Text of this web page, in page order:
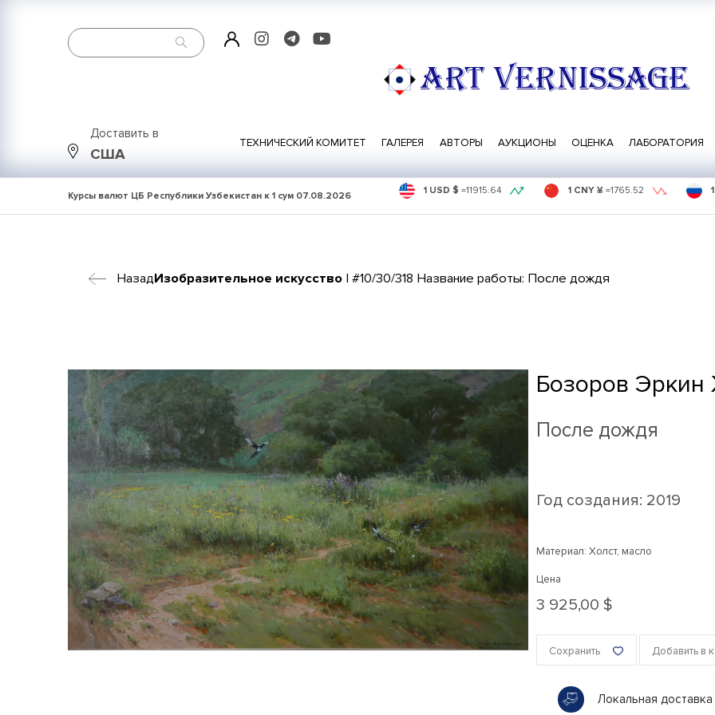
ART VERNISSAGE
Доставить в
США
ТЕХНИЧЕСКИЙ КОМИТЕТ ГАЛЕРЕЯ АВТОРЫ АУКЦИОНЫ ОЦЕНКА ЛАБОРАТОРИЯ
Курсы валют ЦБ Республики Узбекистан к 1 сум 07.08.2026 1 USD $ =11915.64 1 CNY ¥ =1765.52
НазадИзобразительное искусство| #10/30/318 Название работы: После дождя
Бозоров
После дождя
Год создания: 2019
Материал: Холст, масло
Цена
3 925,00 $
Сохранить Добавить в
Локальная доставка